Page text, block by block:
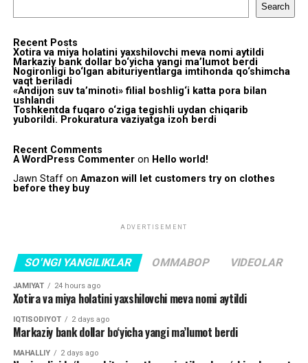
Search
Recent Posts
Xotira va miya holatini yaxshilovchi meva nomi aytildi
Markaziy bank dollar bo‘yicha yangi ma’lumot berdi
Nogironligi bo‘lgan abituriyentlarga imtihonda qo‘shimcha
vaqt beriladi
«Andijon suv ta’minoti» filial boshlig‘i katta pora bilan
ushlandi
Toshkentda fuqaro o‘ziga tegishli uydan chiqarib
yuborildi. Prokuratura vaziyatga izoh berdi
Recent Comments
A WordPress Commenteron Hello world!
Jawn Staffon Amazon will let customers try on clothes
before they buy
ADVERTISEMENT
SO'NGI YANGILIKLAR OMMABOP VIDEOLAR
JAMIYAT 24 hours ago
Xotira va miya holatini yaxshilovchi meva nomi aytildi
IQTISODIYOT 2 days ago
Markaziy bank dollar bo‘yicha yangi ma’lumot berdi
MAHALLIY 2 days ago